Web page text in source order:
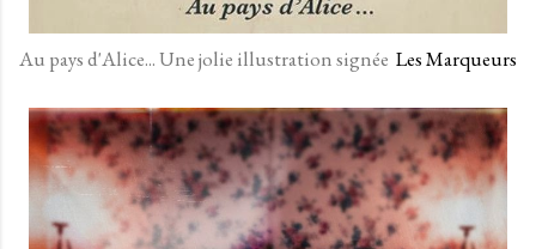
Au pays d'Alice... Une jolie illustration signée Les Marqueurs